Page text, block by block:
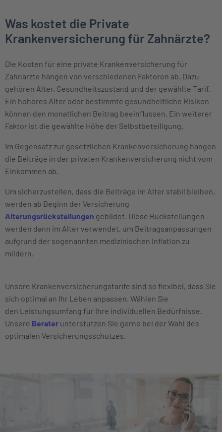
Was kostet die Private
Krankenversicherung für Zahnärzte?
Die Kosten für eine private Krankenversicherung für
Zahnärzte hängen von verschiedenen Faktoren ab. Dazu
gehören Alter, Gesundheitszustand und der gewählte Tarif.
Ein höheres Alter oder bestimmte gesundheitliche Risiken
können den monatlichen Beitrag beeinflussen. Ein weiterer
Faktor ist die gewählte Höhe der Selbstbeteiligung.
Im Gegensatz zur gesetzlichen Krankenversicherung hängen
die Beiträge in der privaten Krankenversicherung nicht vom
Einkommen ab.
Um sicherzustellen, dass die Beiträge im Alter stabil bleiben,
werden ab Beginn der Versicherung
Alterungsrückstellungen gebildet. Diese Rückstellungen
werden dann im Alter verwendet, um Beitragsanpassungen
aufgrund der sogenannten medizinischen Inflation zu
mildern.
Unsere Krankenversicherungstarife sind so flexibel, dass Sie
sich optimal an Ihr Leben anpassen. Wählen Sie
den Leistungsumfang für Ihre individuellen Bedürfnisse.
Unsere Berater unterstützen Sie gerne bei der Wahl des
optimalen Versicherungsschutzes.